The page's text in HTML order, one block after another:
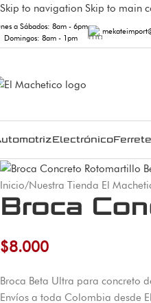
Skip to navigation Skip to main
a Sábados: 8am - 6pm
Domingos: 8am - 1pm
Electrónico
Inicio/Nuestra Tienda El
Broca
$8.000
Broca Beta Ultra para concreto
Envíos a toda Colombia desde